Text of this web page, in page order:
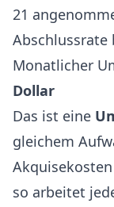
21
Abschlussrate
Monatlicher
Dollar
Das ist eine
gleichem
so arbeitet